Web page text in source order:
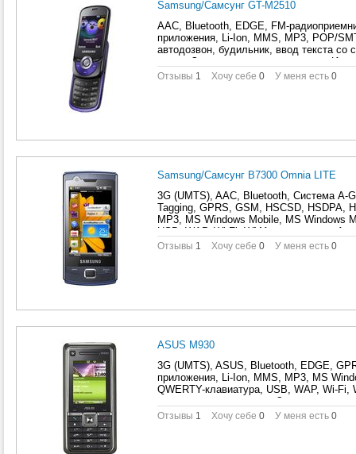
Samsung/Самсунг GT-M2510
AAC, Bluetooth, EDGE, FM-
приложения, Li-Ion, MMS, MP3, POP/
автодозвон, будильник, ввод текста со
метки, Запись видеороликов, игры,
калькулятор, навигационная клавиша,
Отзывы 1 Хочу себе 0 У меня есть 0
Samsung/Самсунг B7300 Omnia LITE
3G (UMTS), AAC, Bluetooth, Cистема A-
Tagging, GPRS, GSM, HSCSD, HSDPA,
MP3, MS Windows Mobile, MS Windows
USB, WAP, Wi-Fi, WMA, автодозвон,
автофокус, будильник, ввод текста со
Отзывы 1 Хочу себе 0 У меня есть 0
ASUS M930
3G (UMTS), ASUS, Bluetooth, EDGE,
приложения, Li-Ion, MMS, MP3, MS
QWERTY-клавиатура, USB, WAP, Wi-Fi,
словарем, виброзвонок, Запись
видеоконференций, коммуникатор,
Отзывы 1 Хочу себе 0 У меня есть 0